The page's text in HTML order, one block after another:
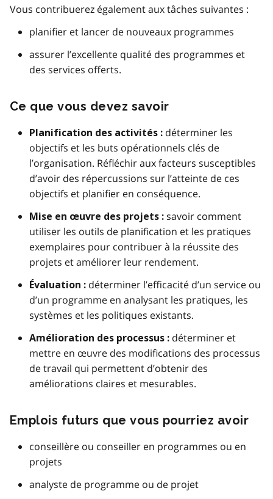
Vous contribuerez également aux tâches suivantes :
planifier et lancer de nouveaux programmes
assurer l’excellente qualité des programmes et
des services offerts.
Ce que vous devez savoir
Planification des activités : déterminer les
objectifs et les buts opérationnels clés de
l’organisation. Réfléchir aux facteurs susceptibles
d’avoir des répercussions sur l’atteinte de ces
objectifs et planifier en conséquence.
Mise en œuvre des projets : savoir comment
utiliser les outils de planification et les pratiques
exemplaires pour contribuer à la réussite des
projets et améliorer leur rendement.
Évaluation : déterminer l’efficacité d’un service ou
d’un programme en analysant les pratiques, les
systèmes et les politiques existants.
Amélioration des processus : déterminer et
mettre en œuvre des modifications des processus
de travail qui permettent d’obtenir des
améliorations claires et mesurables.
Emplois futurs que vous pourriez avoir
conseillère ou conseiller en programmes ou en
projets
analyste de programme ou de projet